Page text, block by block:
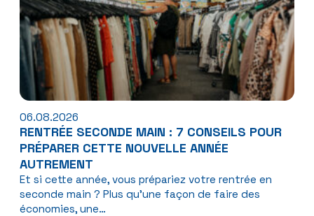
06.08.2026
RENTRÉE SECONDE MAIN : 7 CONSEILS POUR
PRÉPARER CETTE NOUVELLE ANNÉE
AUTREMENT
Et si cette année, vous prépariez votre rentrée en
seconde main ? Plus qu'une façon de faire des
économies, une…